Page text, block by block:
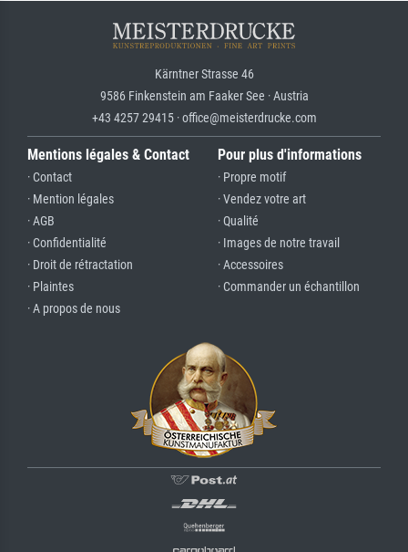
Kärntner Strasse 46
9586 Finkenstein am Faaker See · Austria
+43 4257 29415 · office@meisterdrucke.com
Mentions légales & Contact
· Contact
· Mention légales
· AGB
· Confidentialité
· Droit de rétractation
· Plaintes
· A propos de nous
Pour plus d'informations
· Propre motif
· Vendez votre art
· Qualité
· Images de notre travail
· Accessoires
· Commander un échantillon